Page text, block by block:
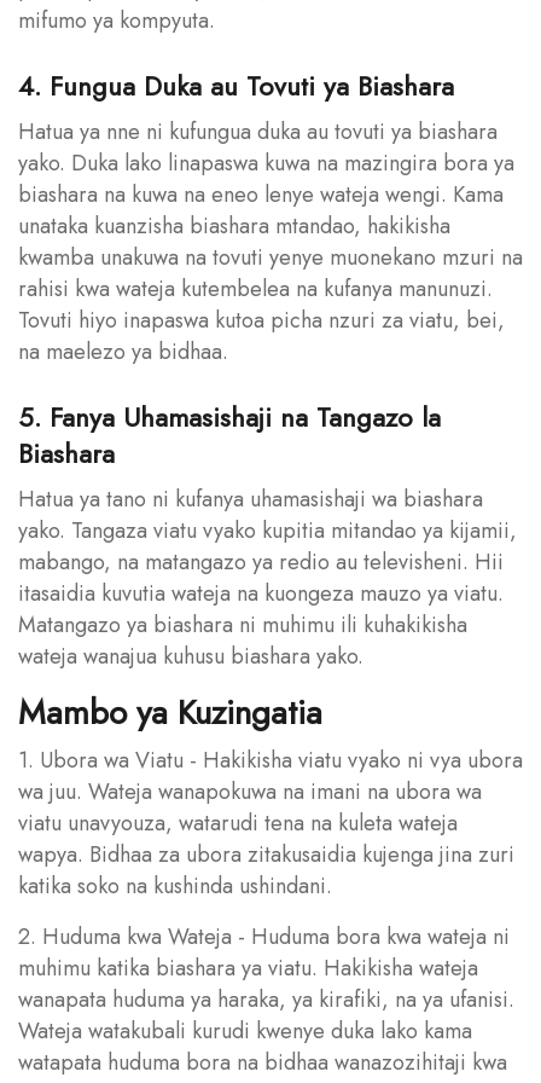
mifumo ya kompyuta.
4. Fungua Duka au Tovuti ya Biashara
Hatua ya nne ni kufungua duka au tovuti ya biashara
yako. Duka lako linapaswa kuwa na mazingira bora ya
biashara na kuwa na eneo lenye wateja wengi. Kama
unataka kuanzisha biashara mtandao, hakikisha
kwamba unakuwa na tovuti yenye muonekano mzuri na
rahisi kwa wateja kutembelea na kufanya manunuzi.
Tovuti hiyo inapaswa kutoa picha nzuri za viatu, bei,
na maelezo ya bidhaa.
5. Fanya Uhamasishaji na Tangazo la
Biashara
Hatua ya tano ni kufanya uhamasishaji wa biashara
yako. Tangaza viatu vyako kupitia mitandao ya kijamii,
mabango, na matangazo ya redio au televisheni. Hii
itasaidia kuvutia wateja na kuongeza mauzo ya viatu.
Matangazo ya biashara ni muhimu ili kuhakikisha
wateja wanajua kuhusu biashara yako.
Mambo ya Kuzingatia
1. Ubora wa Viatu - Hakikisha viatu vyako ni vya ubora
wa juu. Wateja wanapokuwa na imani na ubora wa
viatu unavyouza, watarudi tena na kuleta wateja
wapya. Bidhaa za ubora zitakusaidia kujenga jina zuri
katika soko na kushinda ushindani.
2. Huduma kwa Wateja - Huduma bora kwa wateja ni
muhimu katika biashara ya viatu. Hakikisha wateja
wanapata huduma ya haraka, ya kirafiki, na ya ufanisi.
Wateja watakubali kurudi kwenye duka lako kama
watapata huduma bora na bidhaa wanazozihitaji kwa